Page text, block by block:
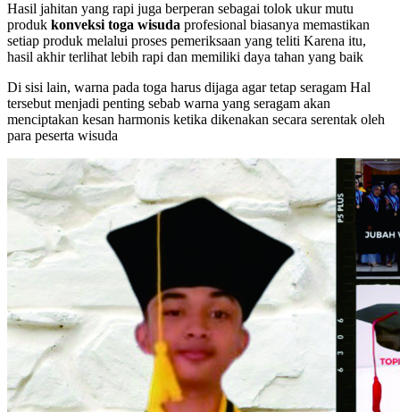
Hasil jahitan yang rapi juga berperan sebagai tolok ukur mutu
produk konveksi toga wisuda profesional biasanya memastikan
setiap produk melalui proses pemeriksaan yang teliti Karena itu,
hasil akhir terlihat lebih rapi dan memiliki daya tahan yang baik
Di sisi lain, warna pada toga harus dijaga agar tetap seragam Hal
tersebut menjadi penting sebab warna yang seragam akan
menciptakan kesan harmonis ketika dikenakan secara serentak oleh
para peserta wisuda